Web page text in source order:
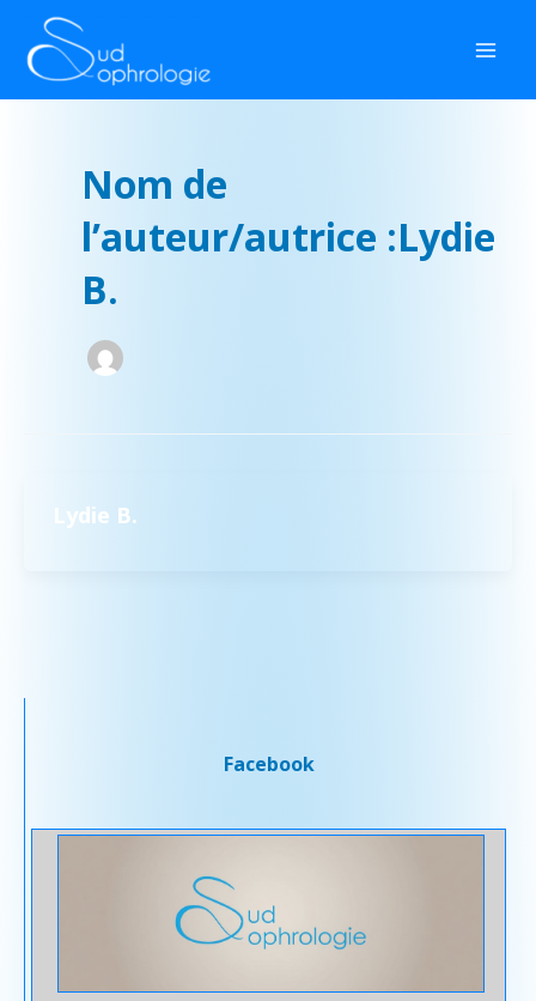
contenu
Nom de
l’auteur/autrice :Lydie
B.
Lydie B.
Facebook